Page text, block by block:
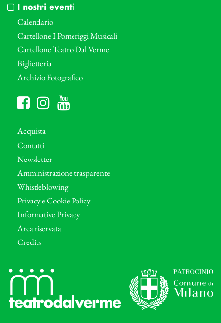
I nostri eventi
Calendario
Cartellone I Pomeriggi Musicali
Cartellone Teatro Dal Verme
Biglietteria
Archivio Fotografico
Acquista
Contatti
Newsletter
Amministrazione trasparente
Whistleblowing
Privacy e Cookie Policy
Informative Privacy
Area riservata
Credits